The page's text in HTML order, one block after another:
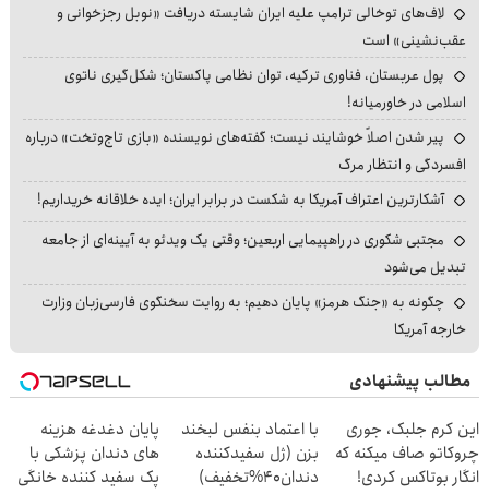
لاف‌های توخالی ترامپ علیه ایران شایسته دریافت «نوبل رجزخوانی و
عقب‌نشینی» است
پول عربستان، فناوری ترکیه، توان نظامی پاکستان؛ شکل‌گیری ناتوی
اسلامی در خاورمیانه!
پیر شدن اصلاً خوشایند نیست؛ گفته‌های نویسنده «بازی تاج‌وتخت» درباره
افسردگی و انتظار مرگ
آشکارترین اعتراف آمریکا به شکست در برابر ایران؛ ایده خلاقانه خریداریم!
مجتبی شکوری در راهپیمایی اربعین؛ وقتی یک ویدئو به آیینه‌ای از جامعه
تبدیل می‌شود
چگونه به «جنگ هرمز» پایان دهیم؛ به روایت سخنگوی فارسی‌زبان وزارت
خارجه آمریکا
مطالب پیشنهادی
این کرم جلبک، جوری
چروکاتو صاف میکنه که
انگار بوتاکس کردی!
با اعتماد بنفس لبخند
بزن (ژل سفیدکننده
دندان40%تخفیف)
پایان دغدغه هزینه
های دندان پزشکی با
پک سفید کننده خانگی